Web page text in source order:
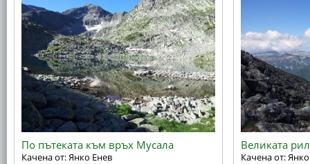
По пътеката към връх Мусала
Качена от: Янко Енев
Великата
Качена от: